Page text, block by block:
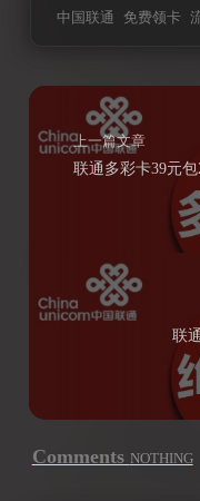
中国联通 免费领卡
上一篇文章
联通多彩卡39元
联
Comments NOTHING